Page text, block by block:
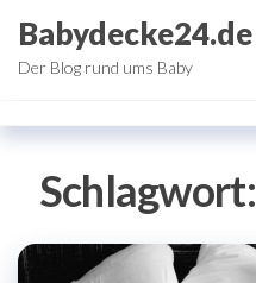
Inhalt
springen
Babydecke24.de
Der Blog rund ums Baby
Schlagwort: